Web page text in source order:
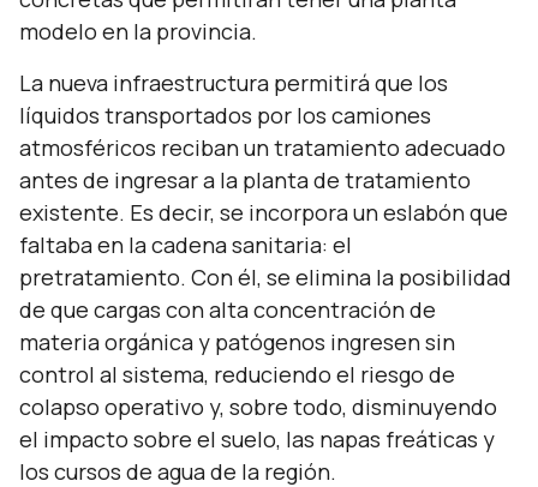
modelo en la provincia.
La nueva infraestructura permitirá que los
líquidos transportados por los camiones
atmosféricos reciban un tratamiento adecuado
antes de ingresar a la planta de tratamiento
existente. Es decir, se incorpora un eslabón que
faltaba en la cadena sanitaria: el
pretratamiento. Con él, se elimina la posibilidad
de que cargas con alta concentración de
materia orgánica y patógenos ingresen sin
control al sistema, reduciendo el riesgo de
colapso operativo y, sobre todo, disminuyendo
el impacto sobre el suelo, las napas freáticas y
los cursos de agua de la región.